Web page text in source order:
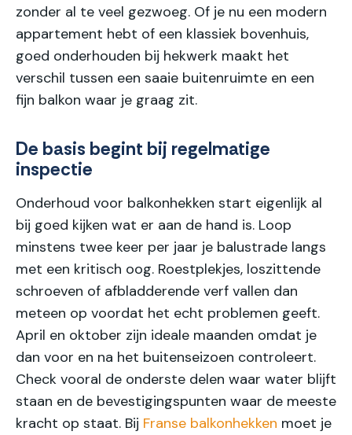
zonder al te veel gezwoeg. Of je nu een modern
appartement hebt of een klassiek bovenhuis,
goed onderhouden bij hekwerk maakt het
verschil tussen een saaie buitenruimte en een
fijn balkon waar je graag zit.
De basis begint bij regelmatige
inspectie
Onderhoud voor balkonhekken start eigenlijk al
bij goed kijken wat er aan de hand is. Loop
minstens twee keer per jaar je balustrade langs
met een kritisch oog. Roestplekjes, loszittende
schroeven of afbladderende verf vallen dan
meteen op voordat het echt problemen geeft.
April en oktober zijn ideale maanden omdat je
dan voor en na het buitenseizoen controleert.
Check vooral de onderste delen waar water blijft
staan en de bevestigingspunten waar de meeste
kracht op staat. Bij Franse balkonhekken moet je